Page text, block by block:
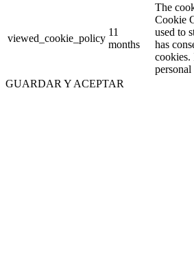
viewed_cookie_policy
11
months
The
Cookie
used to
has
cookies.
personal
GUARDAR Y ACEPTAR